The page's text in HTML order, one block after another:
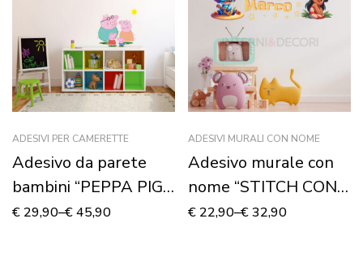
ADESIVI PER CAMERETTE
Adesivo da parete
bambini “PEPPA PIG
FAMILY” – Adesivo
€ 29,90–€45,90
ADESIVI MURALI CON NOME
Adesivo murale con
nome “STITCH CON
CHITARRA”
€ 22,90–€32,90